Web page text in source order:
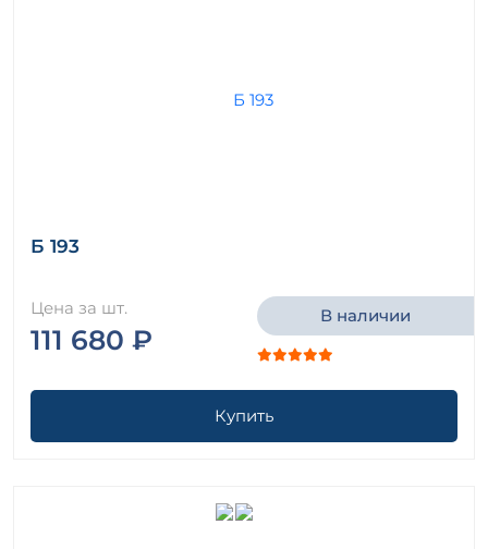
Б 193
Цена за шт.
111 680 ₽
В наличии
Купить